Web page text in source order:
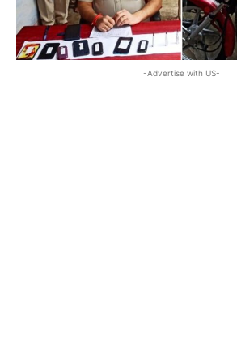
-Advertise with US-